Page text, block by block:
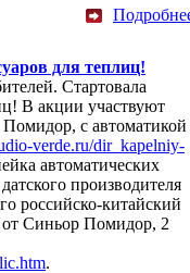
для теплиц!
Стартовала
В акции участвуют
с автоматикой
verde.ru/dir_kapelniy-
автоматических
производителя
российско-китайский
от Синьор Помидор, 2
.